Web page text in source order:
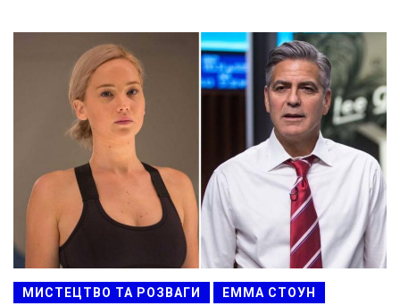
МИСТЕЦТВО ТА РОЗВАГИ ЕММА СТОУН